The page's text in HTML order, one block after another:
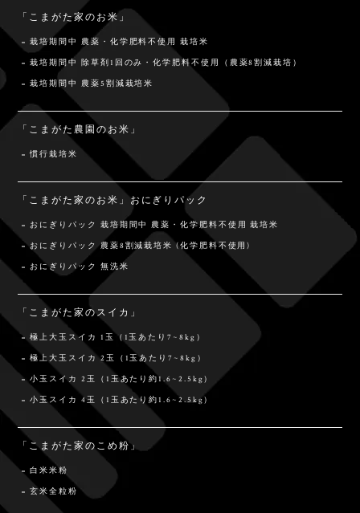
「こまがた家のお米」
栽培期間中 農薬・化学肥料不使用 栽培米
栽培期間中 除草剤1回のみ・化学肥料不使用（農薬8割減栽培）
栽培期間中 農薬5割減栽培米
「こまがた農園のお米」
慣行栽培米
「こまがた家のお米」おにぎりパック
おにぎりパック 栽培期間中 農薬・化学肥料不使用 栽培米
おにぎりパック 農薬8割減栽培米 (化学肥料不使用)
おにぎりパック 無洗米
「こまがた家のスイカ」
極上大玉スイカ 1玉（1玉あたり7~8kg）
極上大玉スイカ 2玉（1玉あたり7~8kg）
小玉スイカ 2玉（1玉あたり約1.6~2.5kg）
小玉スイカ 4玉（1玉あたり約1.6~2.5kg）
「こまがた家のこめ粉」
白米米粉
玄米全粒粉